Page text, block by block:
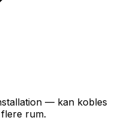
— kan kobles
rum.